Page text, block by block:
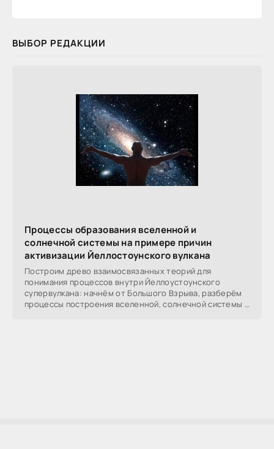
ВЫБОР РЕДАКЦИИ
Процессы образования вселенной и
солнечной системы на примере причин
активизации Йеллостоунского вулкана
Построим древо взаимосвязанных теорий для
понимания процессов внутри Йеллоустоунского
супервулкана: начнём от Большого Взрыва, разберём
процессы построения вселенной, солнечной системы в